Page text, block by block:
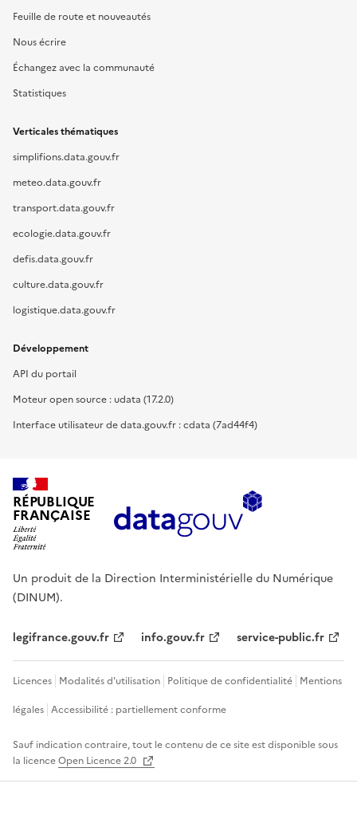
Feuille de route et nouveautés
Nous écrire
Échangez avec la communauté
Statistiques
Verticales thématiques
simplifions.data.gouv.fr
meteo.data.gouv.fr
transport.data.gouv.fr
ecologie.data.gouv.fr
defis.data.gouv.fr
culture.data.gouv.fr
logistique.data.gouv.fr
Développement
API du portail
Moteur open source : udata (17.2.0)
Interface utilisateur de data.gouv.fr : cdata (7ad44f4)
RÉPUBLIQUE
FRANÇAISE
Un produit de la Direction Interministérielle du Numérique
(DINUM).
legifrance.gouv.fr info.gouv.fr service-public.fr
Licences Modalités d'utilisation Politique de confidentialité Mentions
légales Accessibilité : partiellement conforme
Sauf indication contraire, tout le contenu de ce site est disponible sous
la licenceOpen Licence 2.0